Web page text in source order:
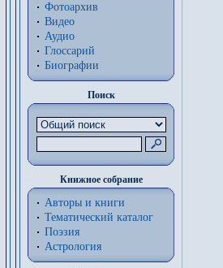
Фотоархив
Видео
Аудио
Глоссарий
Биографии
Поиск
Книжное собрание
Авторы и книги
Тематический каталог
Поэзия
Астрология